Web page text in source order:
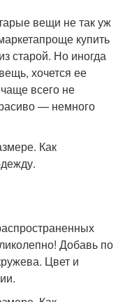
вещи не так уж
купить
старой. Но иногда
хочется ее
всего не
— немного
Добавь по
Цвет и